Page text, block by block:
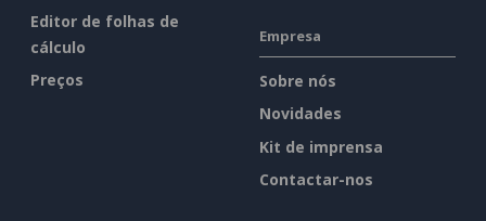
Editor de folhas de
cálculo
Preços
Empresa
Sobre nós
Novidades
Kit de imprensa
Contactar-nos